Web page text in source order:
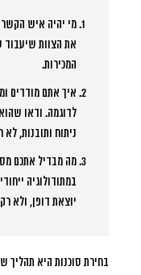
מי יהיה איש הקשר
את הצוות
המכירות.
איך אתם מודדים
ניתוח ותובנות,
מה מבדיל אתכם
במתודולוגיה
יוצאת דופן, ולא
בחירת סוכנות היא